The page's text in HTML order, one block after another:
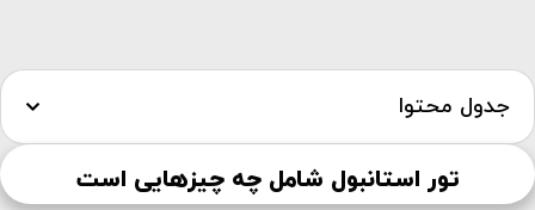
جدول محتوا
تور استانبول شامل چه چیزهایی است